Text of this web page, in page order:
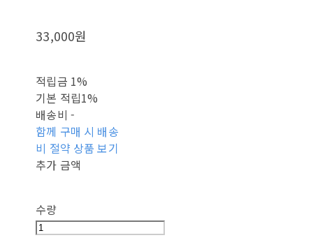
33,000원
적립금 1%
기본 적립1%
배송비 -
함께 구매 시 배송
비 절약 상품 보기
추가 금액
수량